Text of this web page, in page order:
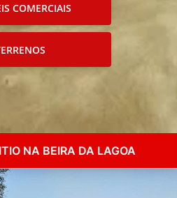
COMERCIAIS
NA BEIRA DA LAGOA